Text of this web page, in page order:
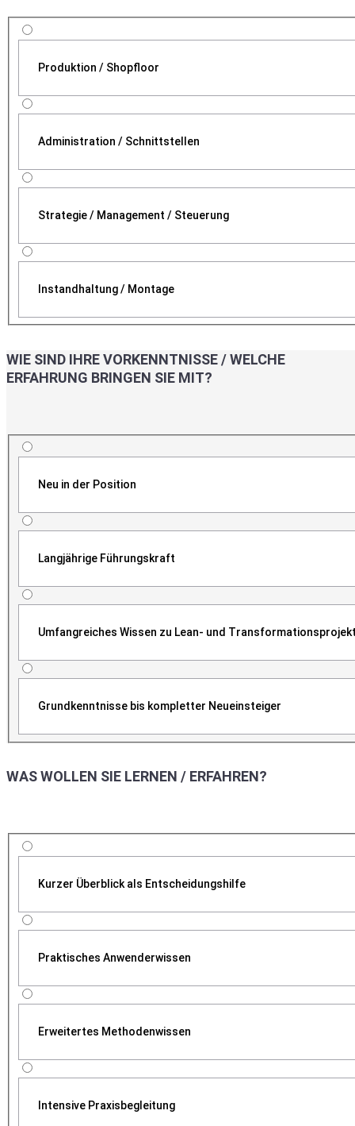
Produktion / Shopfloor
Administration / Schnittstellen
Strategie / Management / Steuerung
Instandhaltung / Montage
WIE SIND IHRE VORKENNTNISSE / WELCHE
ERFAHRUNG BRINGEN SIE MIT?
Neu in der Position
Langjährige Führungskraft
Umfangreiches Wissen zu Lean- und
Grundkenntnisse bis kompletter Neueinsteiger
WAS WOLLEN SIE LERNEN / ERFAHREN?
Kurzer Überblick als Entscheidungshilfe
Praktisches Anwenderwissen
Erweitertes Methodenwissen
Intensive Praxisbegleitung